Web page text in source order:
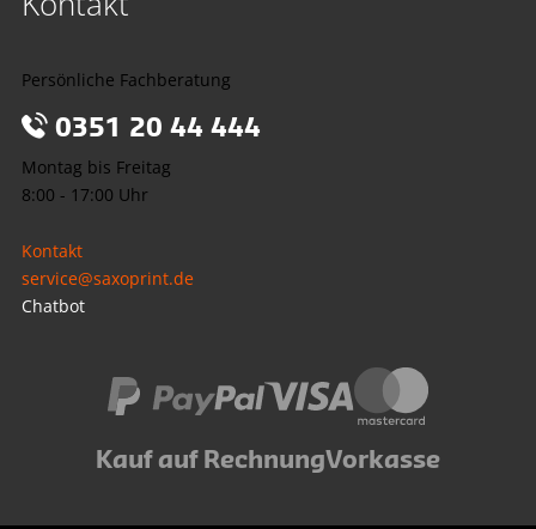
Persönliche Fachberatung
0351 20 44 444
Montag bis Freitag
8:00 - 17:00 Uhr
Kontakt
service@saxoprint.de
Chatbot
Kauf auf RechnungVorkasse